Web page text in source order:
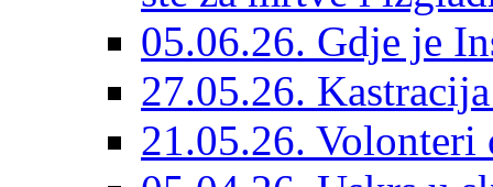
05.06.26. Gdje je
27.05.26.
21.05.26. Volonteri